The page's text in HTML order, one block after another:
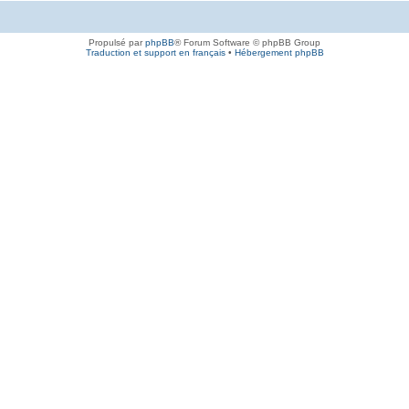
Propulsé parphpBB® Forum Software © phpBB Group
Traduction et support en français• Hébergement phpBB